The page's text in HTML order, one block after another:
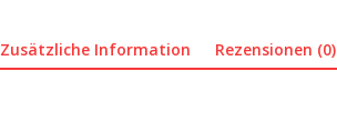
Zusätzliche Information Rezensionen (0)